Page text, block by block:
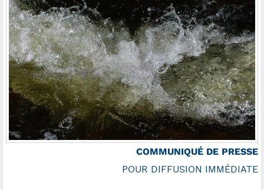
COMMUNIQUÉ DE PRESSE
POUR DIFFUSION IMMÉDIATE